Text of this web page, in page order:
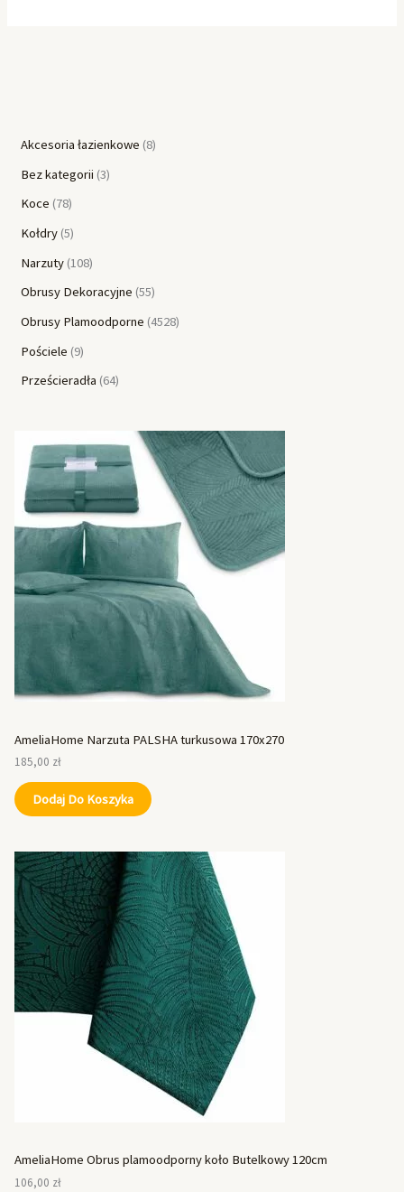
Akcesoria łazienkowe 8
Bez kategorii 3
Koce 78
Kołdry 5
Narzuty 108
Obrusy Dekoracyjne 55
Obrusy Plamoodporne 4528
Pościele 9
Prześcieradła 64
AmeliaHome Narzuta PALSHA turkusowa 170x270
185,00 zł
Dodaj Do Koszyka
AmeliaHome Obrus plamoodporny koło Butelkowy 120cm
106,00 zł